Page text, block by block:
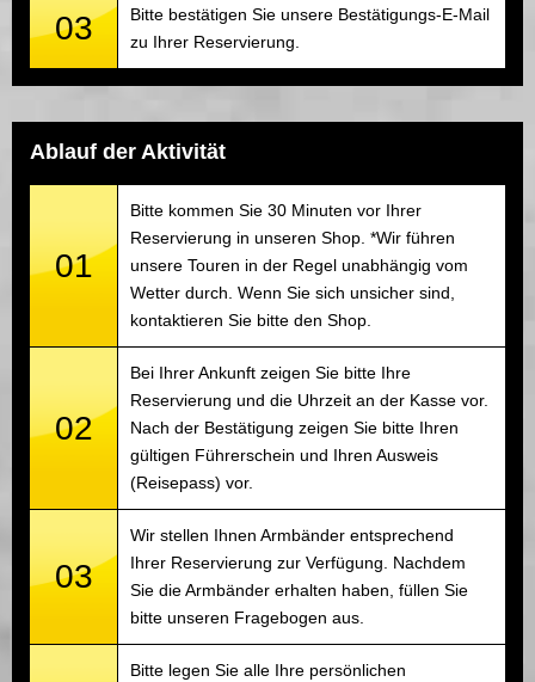
03
Bitte bestätigen Sie unsere Bestätigungs-E-Mail
zu Ihrer Reservierung.
Ablauf der Aktivität
01
Bitte kommen Sie 30 Minuten vor Ihrer
Reservierung in unseren Shop. *Wir führen
unsere Touren in der Regel unabhängig vom
Wetter durch. Wenn Sie sich unsicher sind,
kontaktieren Sie bitte den Shop.
02
Bei Ihrer Ankunft zeigen Sie bitte Ihre
Reservierung und die Uhrzeit an der Kasse vor.
Nach der Bestätigung zeigen Sie bitte Ihren
gültigen Führerschein und Ihren Ausweis
(Reisepass) vor.
03
Wir stellen Ihnen Armbänder entsprechend
Ihrer Reservierung zur Verfügung. Nachdem
Sie die Armbänder erhalten haben, füllen Sie
bitte unseren Fragebogen aus.
Bitte legen Sie alle Ihre persönlichen